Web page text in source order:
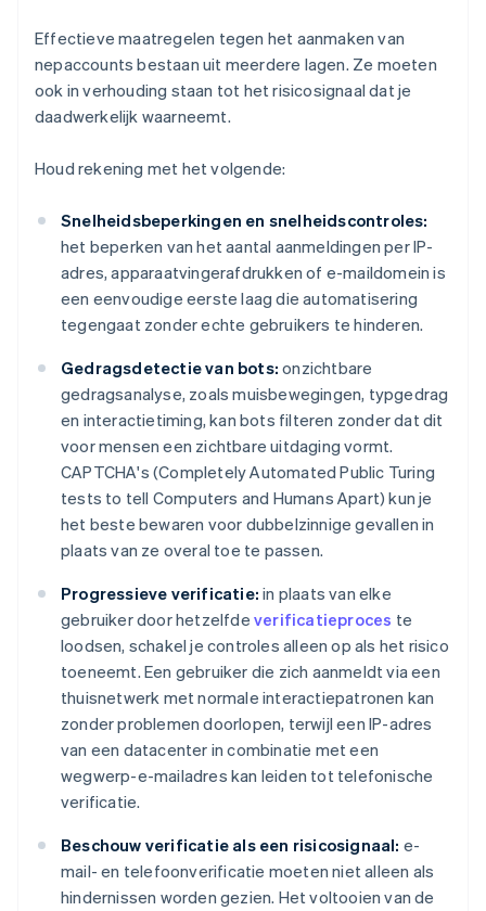
Effectieve maatregelen tegen het aanmaken van
nepaccounts bestaan uit meerdere lagen. Ze moeten
ook in verhouding staan tot het risicosignaal dat je
daadwerkelijk waarneemt.
Houd rekening met het volgende:
Snelheidsbeperkingen en snelheidscontroles:
het beperken van het aantal aanmeldingen per IP-
adres, apparaatvingerafdrukken of e-maildomein is
een eenvoudige eerste laag die automatisering
tegengaat zonder echte gebruikers te hinderen.
Gedragsdetectie van bots: onzichtbare
gedragsanalyse, zoals muisbewegingen, typgedrag
en interactietiming, kan bots filteren zonder dat dit
voor mensen een zichtbare uitdaging vormt.
CAPTCHA's (Completely Automated Public Turing
tests to tell Computers and Humans Apart) kun je
het beste bewaren voor dubbelzinnige gevallen in
plaats van ze overal toe te passen.
Progressieve verificatie: in plaats van elke
gebruiker door hetzelfde verificatieproces te
loodsen, schakel je controles alleen op als het risico
toeneemt. Een gebruiker die zich aanmeldt via een
thuisnetwerk met normale interactiepatronen kan
zonder problemen doorlopen, terwijl een IP-adres
van een datacenter in combinatie met een
wegwerp-e-mailadres kan leiden tot telefonische
verificatie.
Beschouw verificatie als een risicosignaal: e-
mail- en telefoonverificatie moeten niet alleen als
hindernissen worden gezien. Het voltooien van de